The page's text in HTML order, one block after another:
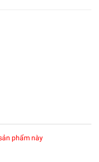
phẩm này